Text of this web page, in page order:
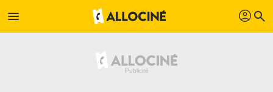
menu profil search